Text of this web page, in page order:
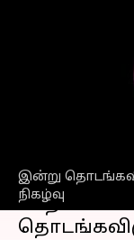
இன்று
நிகழ்வு
ஆப்பிளின்
மாநாடான